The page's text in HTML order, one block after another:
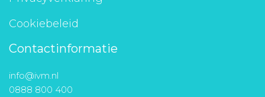
Cookiebeleid
Contactinformatie
info@ivm.nl
0888 800 400